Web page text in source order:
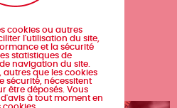
poésie
cookies ou autres
l'utilisation du site,
et la sécurité
statistiques de
navigation du site.
autres que les cookies
sécurité, nécessitent
être déposés. Vous
à tout moment en